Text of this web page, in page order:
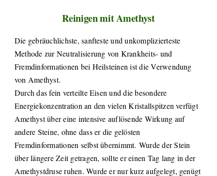
Reinigen mit Amethyst
Die gebräuchlichste, sanfteste und unkomplizierteste
Methode zur Neutralisierung von Krankheits- und
Fremdinformationen bei Heilsteinen ist die Verwendung
von Amethyst.
Durch das fein verteilte Eisen und die besondere
Energiekonzentration an den vielen Kristallspitzen verfügt
Amethyst über eine intensive auflösende Wirkung auf
andere Steine, ohne dass er die gelösten
Fremdinformationen selbst übernimmt. Wurde der Stein
über längere Zeit getragen, sollte er einen Tag lang in der
Amethystdruse ruhen. Wurde er nur kurz aufgelegt, genügt